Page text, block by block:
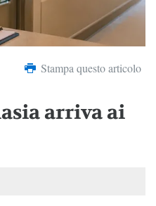
Stampa questo articolo
arriva ai